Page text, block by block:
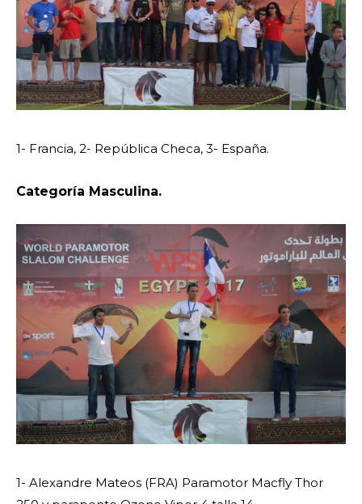
1- Francia, 2- República Checa, 3- España.
Categoría Masculina.
1- Alexandre Mateos (FRA) Paramotor Macfly Thor